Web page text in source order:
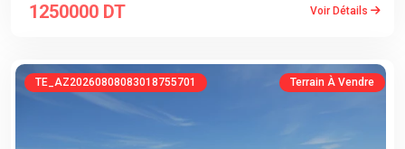
1250000 DT Voir Détails
TE_AZ20260808083018755701 Terrain À Vendre